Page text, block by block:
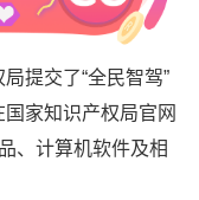
提交了“全民智驾”
家知识产权局官网
、计算机软件及相